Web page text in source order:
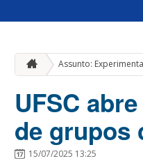
Assunto: Experimenta
UFSC
de grupos
15/07/2025 13:25